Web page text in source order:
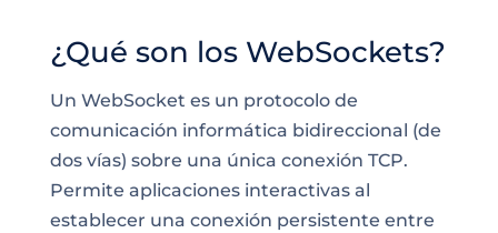
¿Qué son los WebSockets?
Un WebSocket es un protocolo de
comunicación informática bidireccional (de
dos vías) sobre una única conexión TCP.
Permite aplicaciones interactivas al
establecer una conexión persistente entre